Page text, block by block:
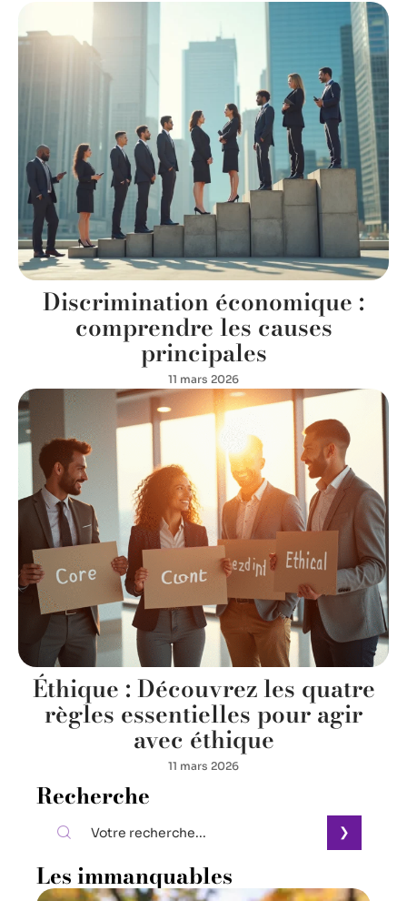
Discrimination économique :
comprendre les causes
principales
11 mars 2026
Éthique : Découvrez les quatre
règles essentielles pour agir
avec éthique
11 mars 2026
Recherche
Les immanquables